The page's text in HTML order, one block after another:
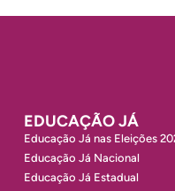
EDUCAÇÃO JÁ
Educação Já nas Eleições
Educação Já Nacional
Educação Já Estadual